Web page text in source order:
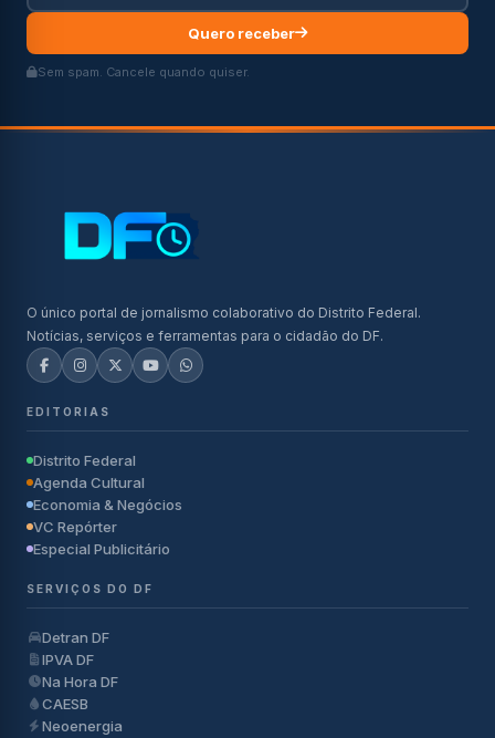
Quero receber
Sem spam. Cancele quando quiser.
O único portal de jornalismo colaborativo do Distrito Federal.
Notícias, serviços e ferramentas para o cidadão do DF.
EDITORIAS
Distrito Federal
Agenda Cultural
Economia & Negócios
VC Repórter
Especial Publicitário
SERVIÇOS DO DF
Detran DF
IPVA DF
Na Hora DF
CAESB
Neoenergia